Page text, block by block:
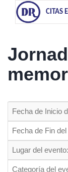
CITAS
Fecha de Inicio
Fecha de Fin
Lugar del evento:
Categoría del